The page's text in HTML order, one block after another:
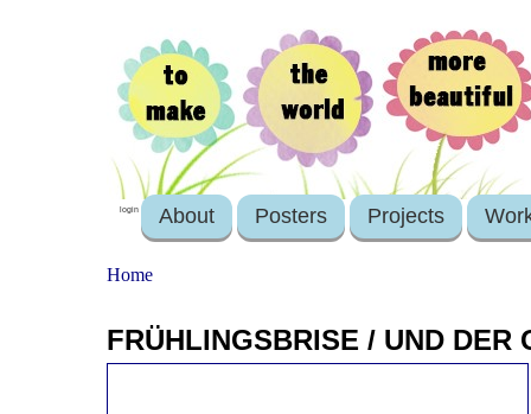
login About Posters Projects
Home
FRÜHLINGSBRISE / UND DER